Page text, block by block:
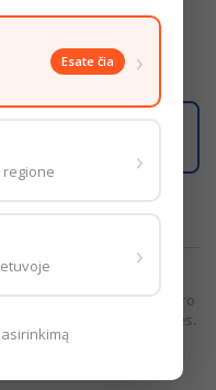
nuotraukoje.
parduotuvėje, yra bendro
ant produkto pakuotės.
esančia ant produkto
Esate čia ›
regione ›
›